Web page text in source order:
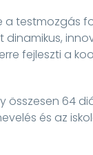
a
dinamikus,
fejleszti a
összesen 64
és az